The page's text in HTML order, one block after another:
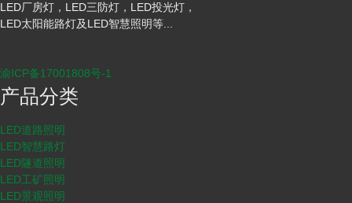
LED厂房灯，LED三防灯，LED投光灯，
LED太阳能路灯及LED智慧照明等...
渝ICP备17001808号-1
产品分类
LED道路照明
LED智慧路灯
LED隧道照明
LED工矿照明
LED景观照明